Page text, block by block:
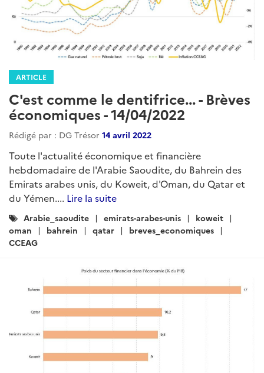
ARTICLE
C'est comme le dentifrice... - Brèves
économiques - 14/04/2022
Rédigé par : DG Trésor 14 avril 2022
Toute l'actualité économique et financière
hebdomadaire de l'Arabie Saoudite, du Bahrein des
Emirats arabes unis, du Koweit, d'Oman, du Qatar et
du Yémen.... Lire la suite
Catégories
:
Arabie_saoudite emirats-arabes-unis
koweit
oman
bahrein qatar
breves_economiques
CCEAG